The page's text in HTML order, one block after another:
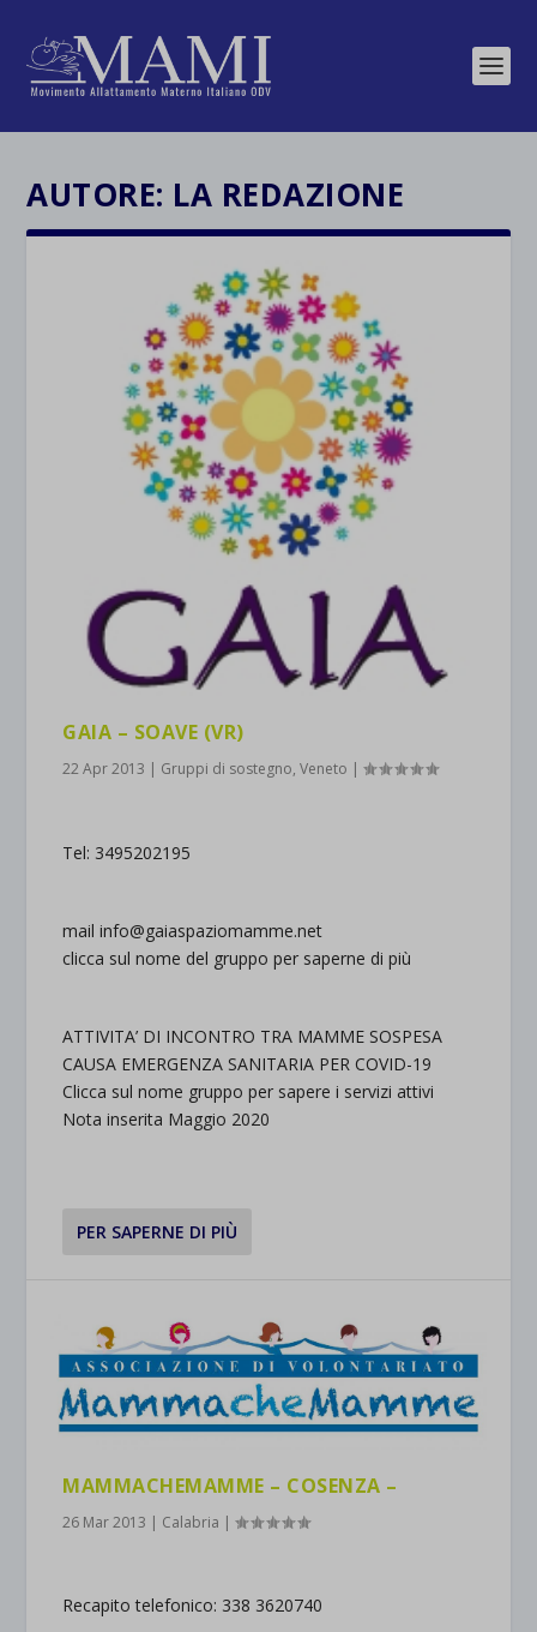
AUTORE: LA REDAZIONE
GAIA – SOAVE (VR)
22 Apr 2013 | Gruppi di sostegno,Veneto |
Tel: 3495202195
mail info@gaiaspaziomamme.net
clicca sul nome del gruppo per saperne di più
ATTIVITA’ DI INCONTRO TRA MAMME SOSPESA
CAUSA EMERGENZA SANITARIA PER COVID-19
Clicca sul nome gruppo per sapere i servizi attivi
Nota inserita Maggio 2020
PER SAPERNE DI PIÙ
MAMMACHEMAMME – COSENZA –
26 Mar 2013 | Calabria |
Recapito telefonico: 338 3620740